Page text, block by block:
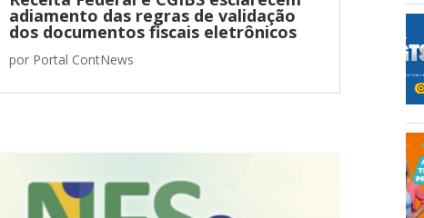
adiamento das regras de validação
dos documentos fiscais eletrônicos
por Portal ContNews